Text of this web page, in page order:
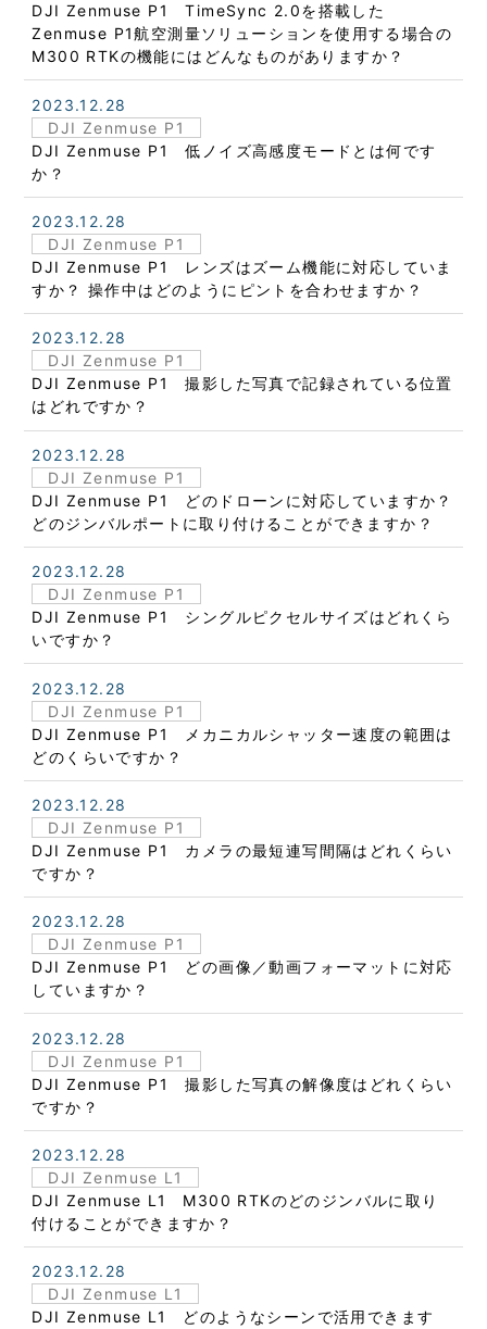
DJI Zenmuse P1 TimeSync 2.0を搭載した
Zenmuse P1航空測量ソリューションを使用する場合の
M300 RTKの機能にはどんなものがありますか？
2023.12.28
DJI Zenmuse P1
DJI Zenmuse P1 低ノイズ高感度モードとは何です
か？
2023.12.28
DJI Zenmuse P1
DJI Zenmuse P1 レンズはズーム機能に対応していま
すか？ 操作中はどのようにピントを合わせますか？
2023.12.28
DJI Zenmuse P1
DJI Zenmuse P1 撮影した写真で記録されている位置
はどれですか？
2023.12.28
DJI Zenmuse P1
DJI Zenmuse P1 どのドローンに対応していますか？
どのジンバルポートに取り付けることができますか？
2023.12.28
DJI Zenmuse P1
DJI Zenmuse P1 シングルピクセルサイズはどれくら
いですか？
2023.12.28
DJI Zenmuse P1
DJI Zenmuse P1 メカニカルシャッター速度の範囲は
どのくらいですか？
2023.12.28
DJI Zenmuse P1
DJI Zenmuse P1 カメラの最短連写間隔はどれくらい
ですか？
2023.12.28
DJI Zenmuse P1
DJI Zenmuse P1 どの画像／動画フォーマットに対応
していますか？
2023.12.28
DJI Zenmuse P1
DJI Zenmuse P1 撮影した写真の解像度はどれくらい
ですか？
2023.12.28
DJI Zenmuse L1
DJI Zenmuse L1 M300 RTKのどのジンバルに取り
付けることができますか？
2023.12.28
DJI Zenmuse L1
DJI Zenmuse L1 どのようなシーンで活用できます